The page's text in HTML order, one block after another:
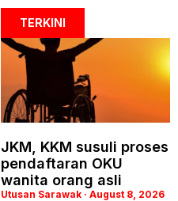
TERKINI
JKM, KKM susuli proses
pendaftaran OKU
wanita orang asli
Utusan Sarawak August 8, 2026